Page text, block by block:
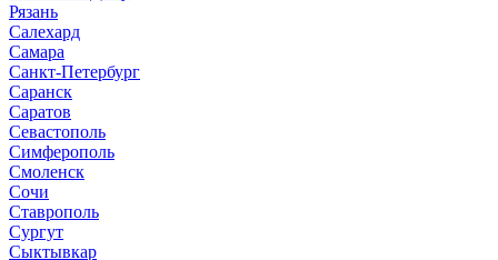
Рязань
Салехард
Самара
Санкт-Петербург
Саранск
Саратов
Севастополь
Симферополь
Смоленск
Сочи
Ставрополь
Сургут
Сыктывкар